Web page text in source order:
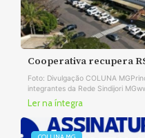
Cooperativa recupera
Foto: Divulgação COLUNA
integrantes da Rede Sindijori
Ler na íntegra